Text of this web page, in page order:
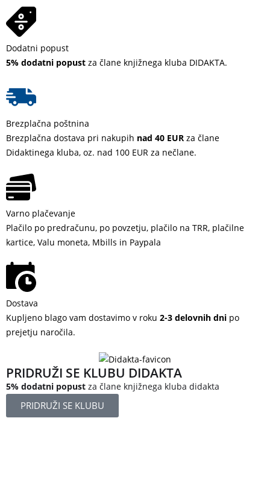
Dodatni popust
5% dodatni popust za člane knjižnega kluba DIDAKTA.
Brezplačna poštnina
Brezplačna dostava pri nakupih nad 40 EUR za člane
Didaktinega kluba, oz. nad 100 EUR za nečlane.
Varno plačevanje
Plačilo po predračunu, po povzetju, plačilo na TRR, plačilne
kartice, Valu moneta, Mbills in Paypala
Dostava
Kupljeno blago vam dostavimo v roku 2-3 delovnih dni po
prejetju naročila.
PRIDRUŽI SE KLUBU DIDAKTA
5% dodatni popust za člane knjižnega kluba didakta
PRIDRUŽI SE KLUBU